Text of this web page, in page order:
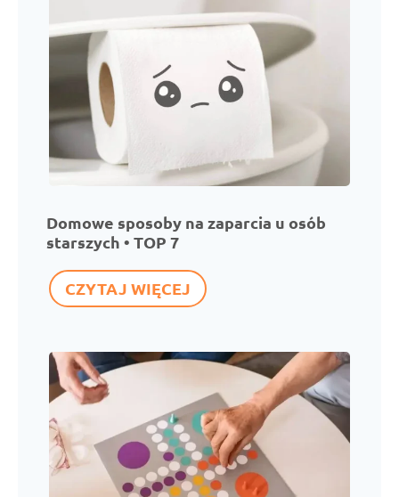
Domowe sposoby na zaparcia u osób
starszych • TOP 7
CZYTAJ WIĘCEJ
o
o
e
s
p
o